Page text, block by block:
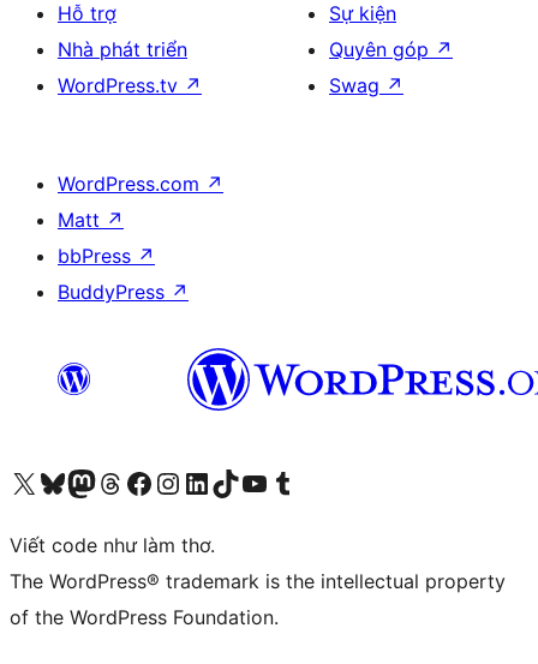
Hỗ trợ
Nhà phát triển
WordPress.tv ↗
Sự kiện
Quyên góp ↗
Swag ↗
WordPress.com ↗
Matt ↗
bbPress ↗
BuddyPress ↗
Truy cập tài khoản X (trước đây là Twitter) của chúng tôiVisit our Bluesky account
Visit our Mastodon account
Visit our Threads account
Xem trang Facebook của chúng tôiTruy cập tài khoản Instagram của chúng tôiTruy cập tài khoản LinkedIn của chúng tôiVisit our TikTok account
Truy cập kênh YouTube của chúng tôi Visit our Tumblr account
Viết code như làm thơ.
The WordPress® trademark is the intellectual property
of the WordPress Foundation.